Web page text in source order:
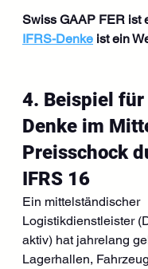
Swiss GAAP FER ist
IFRS-Denke ist ein
4. Beispiel für
Denke im
Preisschock
IFRS 16
Ein mittelständischer
Logistikdienstleister
aktiv) hat jahrelang
Lagerhallen,